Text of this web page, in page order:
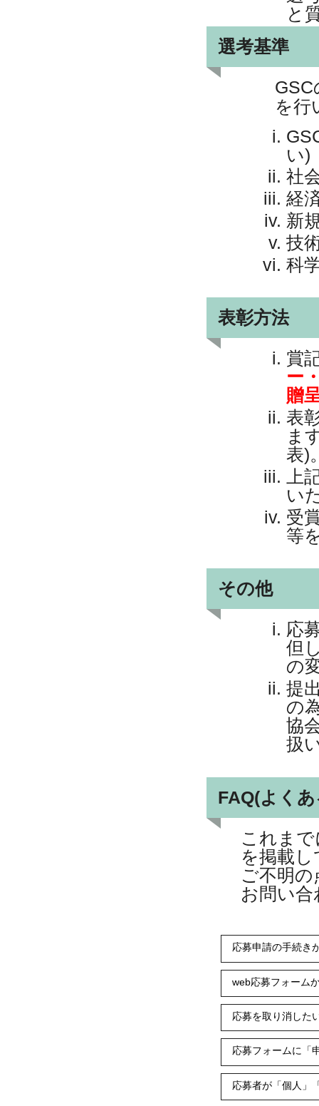
と
選考基準
GSC
を行
い)
社
経
新
技
科
表彰方法
賞
ー
贈
表
ま
表)
上
い
受
等
その他
応
但
の
提
の
協
扱
FAQ(よく
これま
を掲載
ご不明
お問い
応募申請の手続き
web応募フォーム
応募を取り消した
応募フォームに「
応募者が「個人」